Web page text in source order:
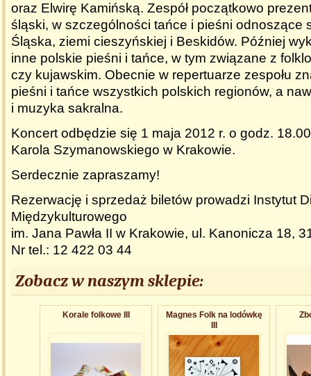
oraz Elwirę Kamińską. Zespół początkowo
śląski, w szczególności tańce i pieśni odnoszące
Śląska, ziemi cieszyńskiej i Beskidów. Później
inne polskie pieśni i tańce, w tym związane z
czy kujawskim. Obecnie w repertuarze zespołu
pieśni i tańce wszystkich polskich regionów, a
i muzyka sakralna.
Koncert odbędzie się 1 maja 2012 r. o godz.
Karola Szymanowskiego w Krakowie.
Serdecznie zapraszamy!
Rezerwację i sprzedaż biletów prowadzi Instytut
Międzykulturowego
im. Jana Pawła II w Krakowie, ul. Kanonicza 18,
Nr tel.: 12 422 03 44
Zobacz w naszym sklepie:
Korale folkowe III
Magnes Folk na lodówkę